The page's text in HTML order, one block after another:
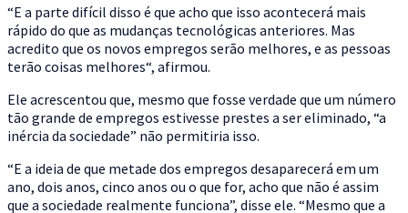
“E a parte difícil disso é que acho que isso acontecerá mais
rápido do que as mudanças tecnológicas anteriores. Mas
acredito que os novos empregos serão melhores, e as pessoas
terão coisas melhores“, afirmou.
Ele acrescentou que, mesmo que fosse verdade que um número
tão grande de empregos estivesse prestes a ser eliminado, “a
inércia da sociedade” não permitiria isso.
“E a ideia de que metade dos empregos desaparecerá em um
ano, dois anos, cinco anos ou o que for, acho que não é assim
que a sociedade realmente funciona”, disse ele. “Mesmo que a